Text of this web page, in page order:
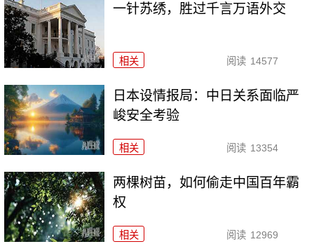
一针苏绣，胜过千言万语外交
相关 阅读 14577
日本设情报局：中日关系面临严
峻安全考验
相关 阅读 13354
两棵树苗，如何偷走中国百年霸
权
相关 阅读 12969